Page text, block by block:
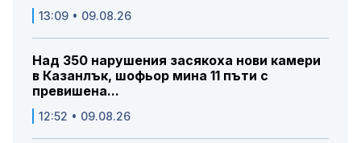
13:09 • 09.08.26
Над 350 нарушения засякоха нови камери
в Казанлък, шофьор мина 11 пъти с
превишена...
12:52 • 09.08.26